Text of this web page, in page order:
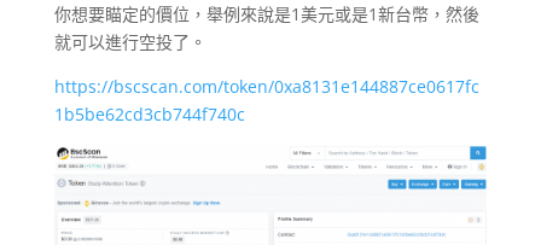
你想要瞄定的價位，舉例來說是1美元或是1新台幣，然後
就可以進行空投了。
https://bscscan.com/token/0xa8131e144887ce0617fc
1b5be62cd3cb744f740c